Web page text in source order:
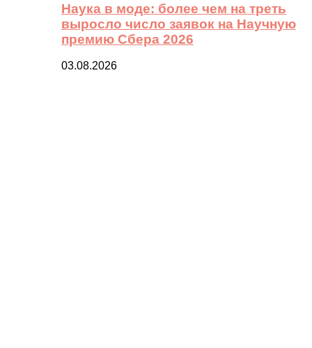
Наука в моде: более чем на треть
выросло число заявок на Научную
премию Сбера 2026
03.08.2026